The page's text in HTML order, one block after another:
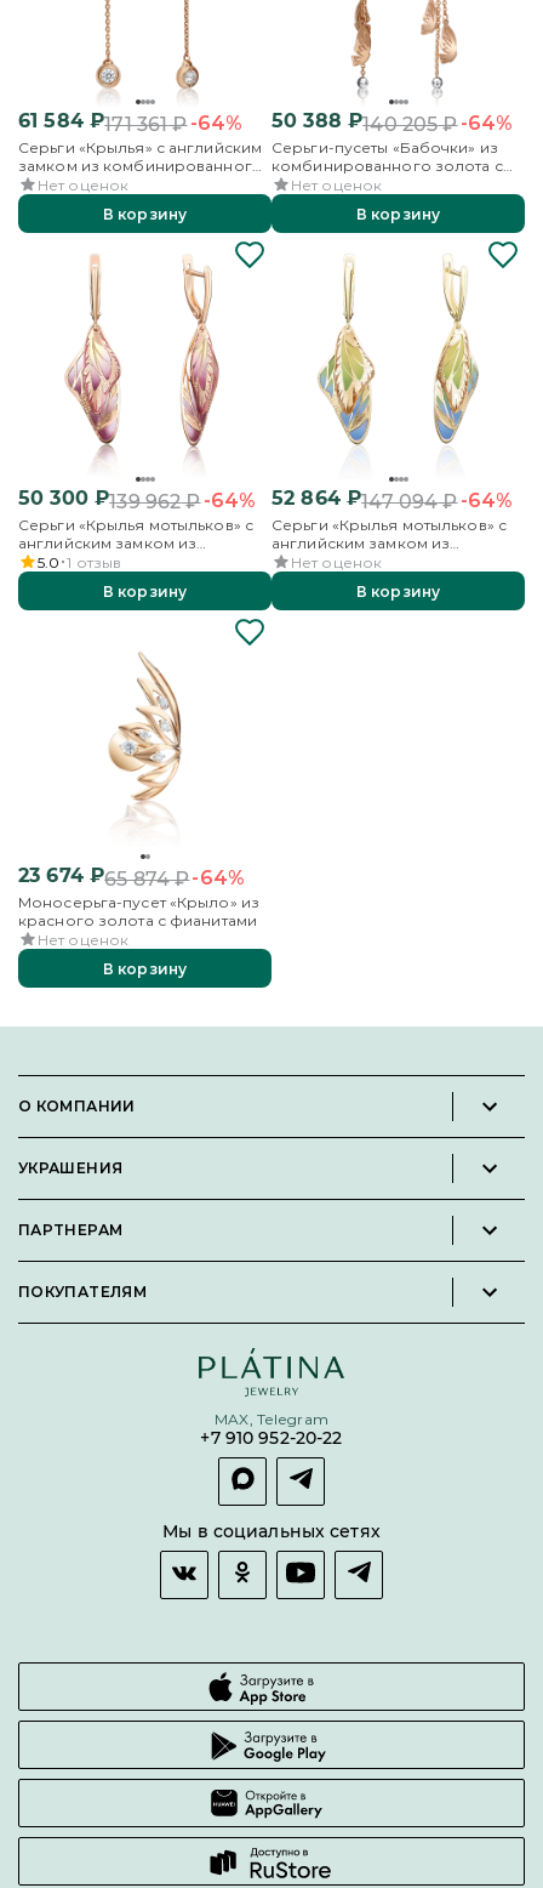
61 584₽171 361₽-64%
Серьги «Крылья» с английским
замком из комбинированного
золота с фианитами
Нет оценок
В корзину
50 388 ₽140 205₽-64%
Серьги-пусеты «Бабочки» из
комбинированного золота с
фианитами
Нет оценок
В корзину
50 300₽139 962₽-64%
Серьги «Крылья мотыльков» с
английским замком из
красного золота с эмалью
5.0 1 отзыв
В корзину
52 864₽147 094₽-64%
Серьги «Крылья мотыльков» с
английским замком из
лимонного золота с эмалью
Нет оценок
В корзину
23 674₽65 874₽-64%
Моносерьга-пусет «Крыло» из
красного золота с фианитами
Нет оценок
В корзину
О КОМПАНИИ
Вакансии
УКРАШЕНИЯ
Кольца
ПАРТНЕРАМ
Личный кабинет партнера
ПОКУПАТЕЛЯМ
Условия кредитования и рассрочки
Гарантии качества
Часто задаваемые вопросы
MAX, Telegram
+7 910 952-20-22
Мы в социальных сетях